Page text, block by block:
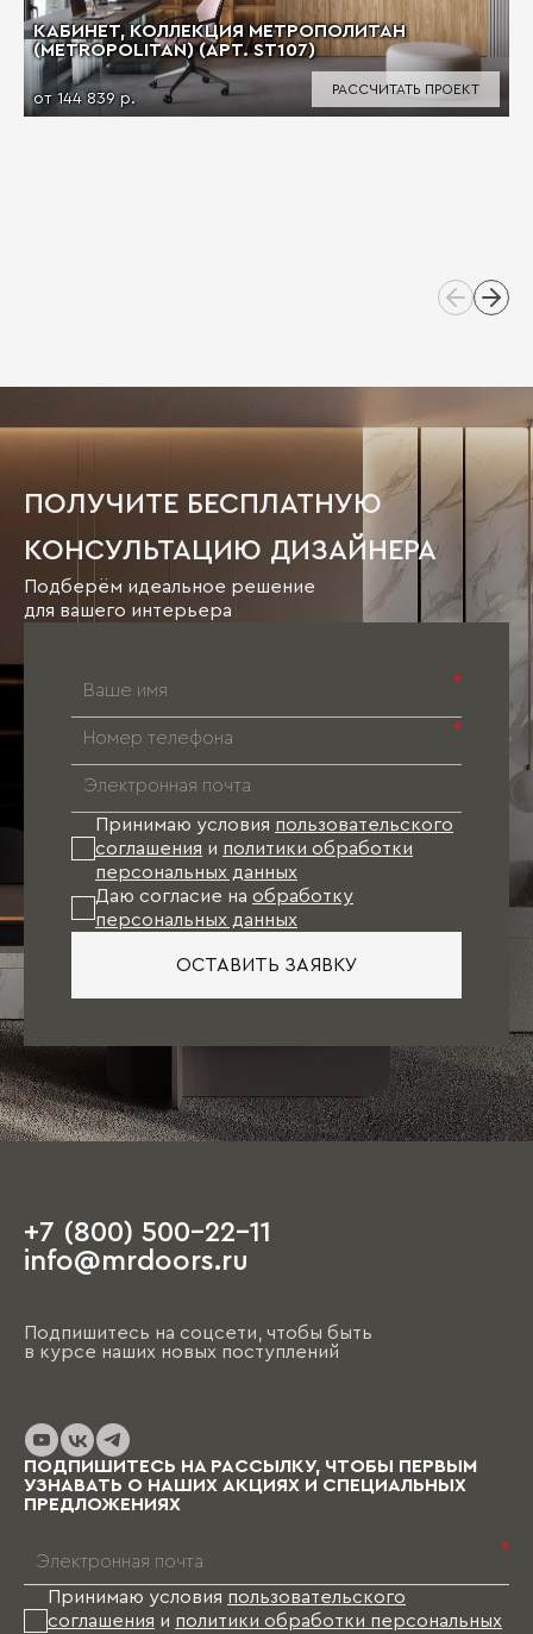
КАБИНЕТ, КОЛЛЕКЦИЯ МЕТРОПОЛИТАН
(METROPOLITAN) (АРТ. ST107)
от 144 839 р.
РАССЧИТАТЬ ПРОЕКТ
ПОЛУЧИТЕ БЕСПЛАТНУЮ
КОНСУЛЬТАЦИЮ ДИЗАЙНЕРА
Подберём идеальное решение
для вашего интерьера
*
*
Принимаю условия пользовательского
соглашения и политики обработки
персональных данных
Даю согласие на обработку
персональных данных
ОСТАВИТЬ ЗАЯВКУ
+7 (800) 500-22-11
info@mrdoors.ru
Подпишитесь на соцсети, чтобы быть
в курсе наших новых поступлений
ПОДПИШИТЕСЬ НА РАССЫЛКУ, ЧТОБЫ ПЕРВЫМ
УЗНАВАТЬ О НАШИХ АКЦИЯХ И СПЕЦИАЛЬНЫХ
ПРЕДЛОЖЕНИЯХ
*
Принимаю условия пользовательского
соглашения и политики обработки персональных